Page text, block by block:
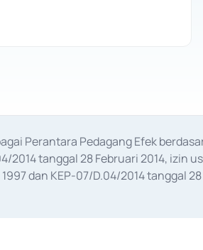
Perantara Pedagang Efek
2014 tanggal 28 Februari 2014,
dan KEP-07/D.04/2014 tanggal